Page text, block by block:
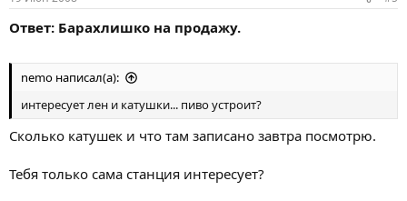
Ответ: Барахлишко на продажу.
nemo написал(а):
интересует лен и катушки... пиво устроит?
Сколько катушек и что там записано завтра посмотрю.
Тебя только сама станция интересует?